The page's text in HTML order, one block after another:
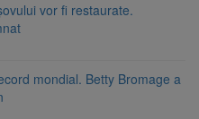
vor fi restaurate.
mondial. Betty Bromage a